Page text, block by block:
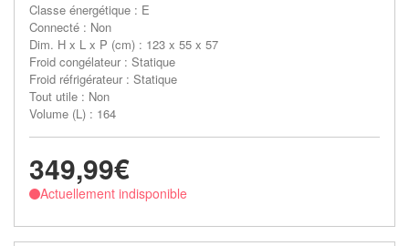
Classe énergétique : E
Connecté : Non
Dim. H x L x P (cm) : 123 x 55 x 57
Froid congélateur : Statique
Froid réfrigérateur : Statique
Tout utile : Non
Volume (L) : 164
349,99€
Actuellement indisponible